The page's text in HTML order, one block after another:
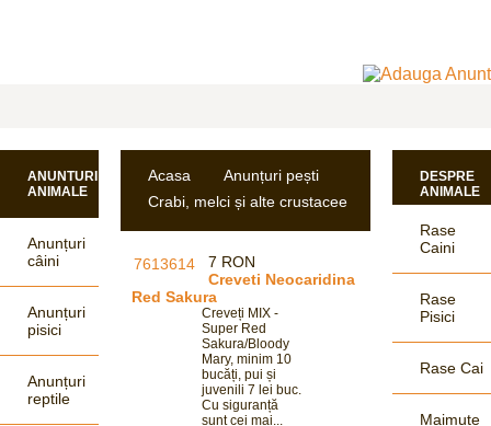
ANUNTURI
ANIMALE
Anunțuri
câini
Anunțuri
pisici
Anunțuri
reptile
Acasa
Anunțuri pești
Crabi, melci și alte crustacee
7 RON
Creveti Neocaridina
Red Sakura
Creveți MIX -
Super Red
Sakura/Bloody
Mary, minim 10
bucăți, pui și
juvenili 7 lei buc.
Cu siguranță
sunt cei mai...
DESPRE
ANIMALE
Rase
Caini
Rase
Pisici
Rase Cai
Maimute